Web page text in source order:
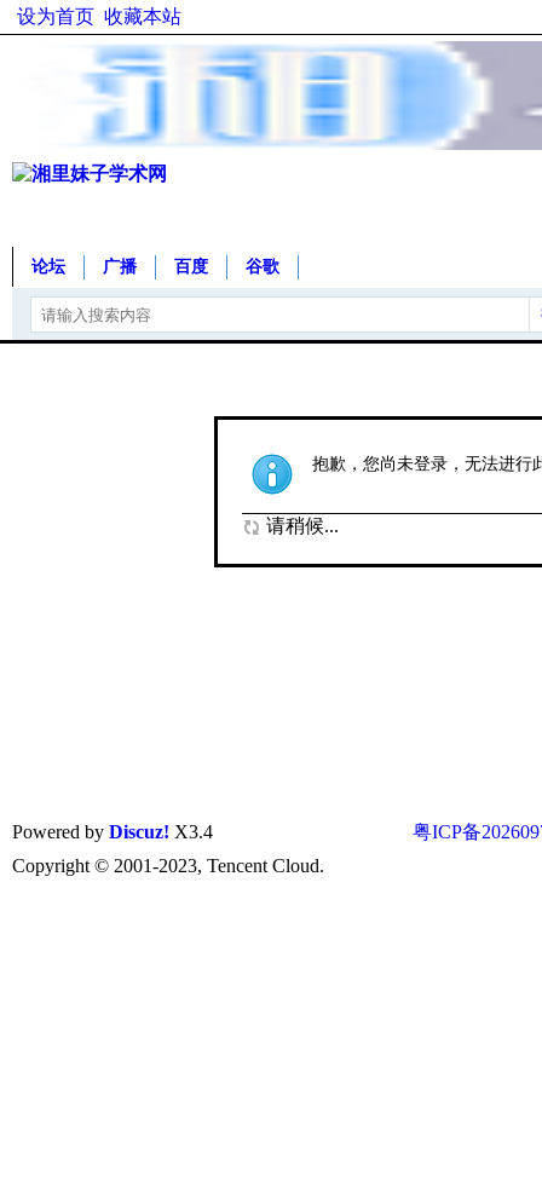
设为首页 收藏本站
论坛 广播 百度 谷歌
抱歉，您尚未登录，无法进行
请稍候...
粤ICP备
Powered by Discuz! X3.4
Copyright © 2001-2023, Tencent Cloud.